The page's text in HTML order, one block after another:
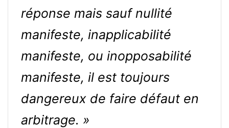
réponse mais sauf nullité
manifeste, inapplicabilité
manifeste, ou inopposabilité
manifeste, il est toujours
dangereux de faire défaut en
arbitrage. »